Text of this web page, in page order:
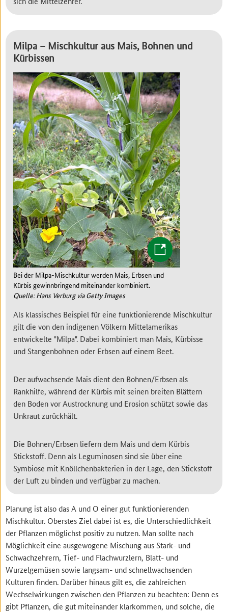
Milpa – Mischkultur aus Mais, Bohnen und
Kürbissen
Bei der Milpa-Mischkultur werden Mais, Erbsen und
Kürbis gewinnbringend miteinander kombiniert.
Quelle: Hans Verburg via Getty Images
Als klassisches Beispiel für eine funktionierende Mischkultur
gilt die von den indigenen Völkern Mittelamerikas
entwickelte "Milpa". Dabei kombiniert man Mais, Kürbisse
und Stangenbohnen oder Erbsen auf einem Beet.
Der aufwachsende Mais dient den Bohnen/Erbsen als
Rankhilfe, während der Kürbis mit seinen breiten Blättern
den Boden vor Austrocknung und Erosion schützt sowie das
Unkraut zurückhält.
Die Bohnen/Erbsen liefern dem Mais und dem Kürbis
Stickstoff. Denn als Leguminosen sind sie über eine
Symbiose mit Knöllchenbakterien in der Lage, den Stickstoff
der Luft zu binden und verfügbar zu machen.
Planung ist also das A und O einer gut funktionierenden
Mischkultur. Oberstes Ziel dabei ist es, die Unterschiedlichkeit
der Pflanzen möglichst positiv zu nutzen. Man sollte nach
Möglichkeit eine ausgewogene Mischung aus Stark- und
Schwachzehrern, Tief- und Flachwurzlern, Blatt- und
Wurzelgemüsen sowie langsam- und schnellwachsenden
Kulturen finden. Darüber hinaus gilt es, die zahlreichen
Wechselwirkungen zwischen den Pflanzen zu beachten: Denn es
gibt Pflanzen, die gut miteinander klarkommen, und solche, die